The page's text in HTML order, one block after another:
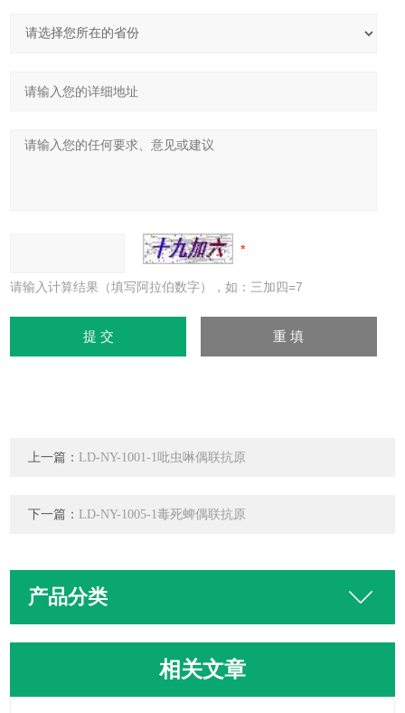
请输入计算结果（填写阿拉伯数字），如：三加四=7
上一篇： LD-NY-1001-1吡虫啉偶联抗原
下一篇： LD-NY-1005-1毒死蜱偶联抗原
产品分类
相关文章